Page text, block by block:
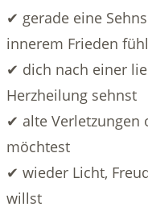
✔ gerade eine
innerem Frieden
✔ dich nach einer
Herzheilung sehnst
✔ alte Verletzungen
möchtest
✔ wieder Licht,
willst